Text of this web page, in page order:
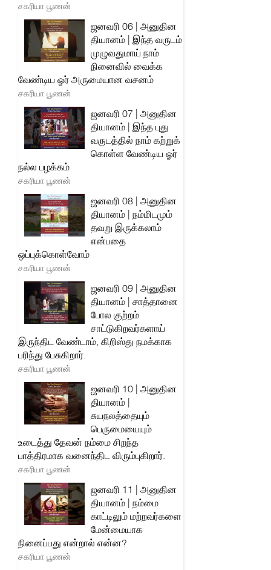
சகரியா பூணன்
ஜனவரி 06 | அனுதின
தியானம் | இந்த வருடம்
முழுவதுமாய் நாம்
நினைவில் வைக்க
வேண்டிய ஓர் அருமையான வசனம்
சகரியா பூணன்
ஜனவரி 07 | அனுதின
தியானம் | இந்த புது
வருடத்தில் நாம் கற்றுக்
கொள்ள வேண்டிய ஓர்
நல்ல பழக்கம்
சகரியா பூணன்
ஜனவரி 08 | அனுதின
தியானம் | நம்மிடமும்
தவறு இருக்கலாம்
என்பதை
ஒப்புக்கொள்வோம்
சகரியா பூணன்
ஜனவரி 09 | அனுதின
தியானம் | சாத்தானை
போல குற்றம்
சாட்டுகிறவர்களாய்
இருந்திட வேண்டாம், கிறிஸ்து நமக்காக
பரிந்து பேசுகிறார்.
சகரியா பூணன்
ஜனவரி 10 | அனுதின
தியானம் |
சுயநலத்தையும்
பெருமையையும்
உடைத்து தேவன் நம்மை சிறந்த
பாத்திரமாக வனைந்திட விரும்புகிறார்.
சகரியா பூணன்
ஜனவரி 11 | அனுதின
தியானம் | நம்மை
காட்டிலும் மற்றவர்களை
மேன்மையாக
நினைப்பது என்றால் என்ன?
சகரியா பூணன்